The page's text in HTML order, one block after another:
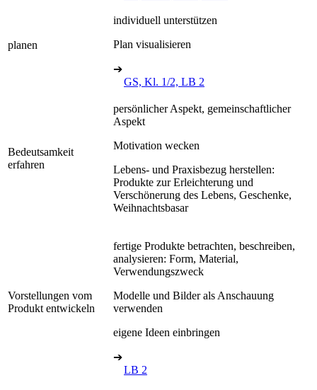
planen
individuell unterstützen
Plan visualisieren
➔
GS, Kl. 1/2, LB 2
Bedeutsamkeit
erfahren
persönlicher Aspekt, gemeinschaftlicher
Aspekt
Motivation wecken
Lebens- und Praxisbezug herstellen:
Produkte zur Erleichterung und
Verschönerung des Lebens, Geschenke,
Weihnachtsbasar
Vorstellungen vom
Produkt entwickeln
fertige Produkte betrachten, beschreiben,
analysieren: Form, Material,
Verwendungszweck
Modelle und Bilder als Anschauung
verwenden
eigene Ideen einbringen
➔
LB 2